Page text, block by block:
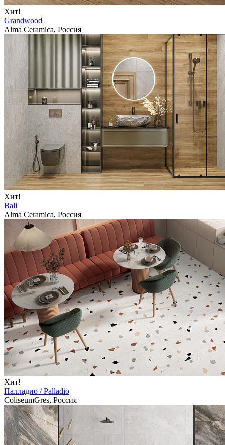
Хит!
Grandwood
Alma Ceramica, Россия
Хит!
Bali
Alma Ceramica, Россия
Хит!
Палладио / Palladio
ColiseumGres, Россия